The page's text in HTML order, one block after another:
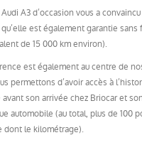
A3 d’occasion vous a
est également garantie sans
de 15 000 km environ).
est également au centre de
permettons d’avoir accès à
son arrivée chez Briocar et
automobile (au total, plus de 100
dont le kilométrage).